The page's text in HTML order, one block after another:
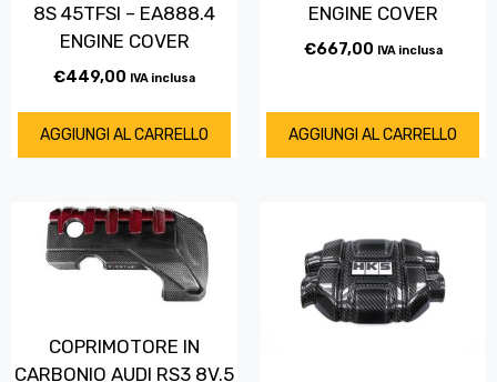
8S 45TFSI – EA888.4
ENGINE COVER
€449,00 IVA inclusa
AGGIUNGI AL CARRELLO
ENGINE COVER
€667,00 IVA inclusa
AGGIUNGI AL CARRELLO
COPRIMOTORE IN
CARBONIO AUDI RS3 8V.5